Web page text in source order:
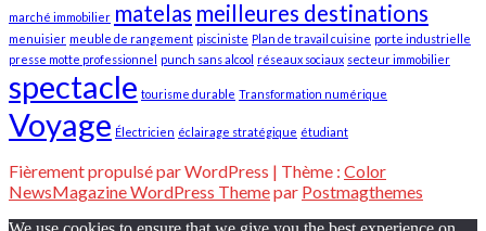
marché immobilier matelas meilleures destinations
menuisier meuble de rangement pisciniste Plan de travail cuisine porte industrielle
presse motte professionnel punch sans alcool réseaux sociaux secteur immobilier
spectacle tourisme durable Transformation numérique
Voyage Électricien éclairage stratégique étudiant
Fièrement propulsé par WordPress | Thème : Color
NewsMagazine WordPress Themepar Postmagthemes